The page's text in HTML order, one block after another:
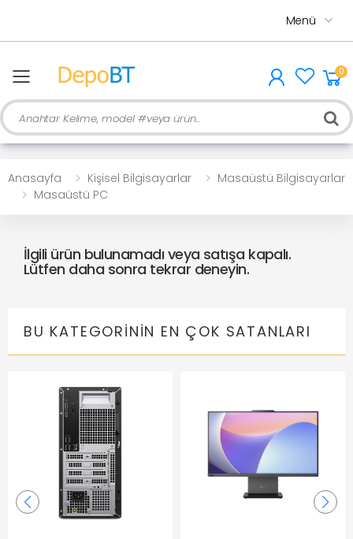
Menü
menu 0
Ara
Anasayfa Kişisel Bilgisayarlar
Masaüstü Bilgisayarlar
Masaüstü PC
İlgili ürün bulunamadı veya satışa kapalı.
Lütfen daha sonra tekrar deneyin.
BU KATEGORININ EN ÇOK SATANLARI